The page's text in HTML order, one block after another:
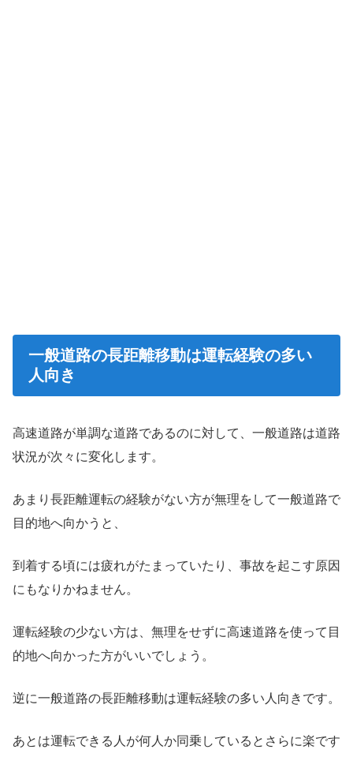
一般道路の長距離移動は運転経験の多い
人向き
高速道路が単調な道路であるのに対して、一般道路は道路
状況が次々に変化します。
あまり長距離運転の経験がない方が無理をして一般道路で
目的地へ向かうと、
到着する頃には疲れがたまっていたり、事故を起こす原因
にもなりかねません。
運転経験の少ない方は、無理をせずに高速道路を使って目
的地へ向かった方がいいでしょう。
逆に一般道路の長距離移動は運転経験の多い人向きです。
あとは運転できる人が何人か同乗しているとさらに楽です